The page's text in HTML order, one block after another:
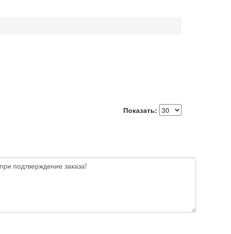
Показать: